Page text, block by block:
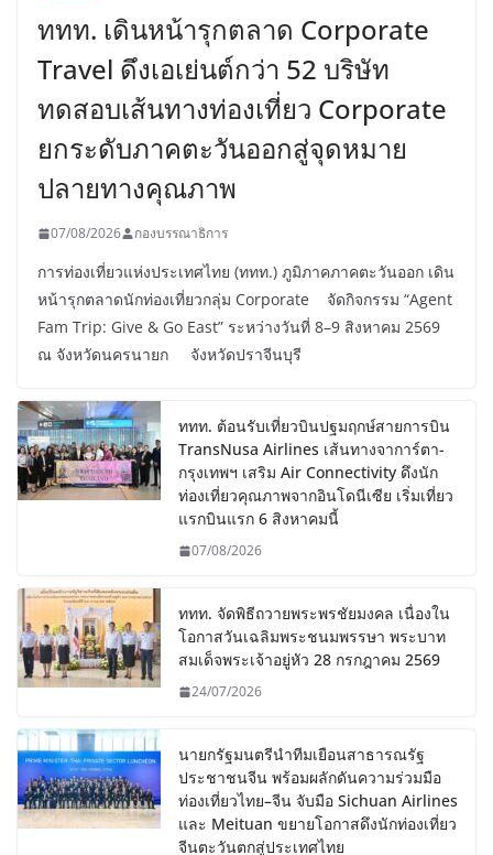
ททท. เดินหน้ารุกตลาด Corporate
Travel ดึงเอเย่นต์กว่า 52 บริษัท
ทดสอบเส้นทางท่องเที่ยว Corporate
ยกระดับภาคตะวันออกสู่จุดหมาย
ปลายทางคุณภาพ
07/08/2026 กองบรรณาธิการ
การท่องเที่ยวแห่งประเทศไทย (ททท.) ภูมิภาคภาคตะวันออก เดิน
หน้ารุกตลาดนักท่องเที่ยวกลุ่ม Corporate จัดกิจกรรม “Agent
Fam Trip: Give & Go East” ระหว่างวันที่ 8–9 สิงหาคม 2569
ณ จังหวัดนครนายก จังหวัดปราจีนบุรี
ททท. ต้อนรับเที่ยวบินปฐมฤกษ์สายการบิน
TransNusa Airlines เส้นทางจาการ์ตา-
กรุงเทพฯ เสริม Air Connectivity ดึงนัก
ท่องเที่ยวคุณภาพจากอินโดนีเซีย เริ่มเที่ยว
แรกบินแรก 6 สิงหาคมนี้
07/08/2026
ททท. จัดพิธีถวายพระพรชัยมงคล เนื่องใน
โอกาสวันเฉลิมพระชนมพรรษา พระบาท
สมเด็จพระเจ้าอยู่หัว 28 กรกฎาคม 2569
24/07/2026
นายกรัฐมนตรีนำทีมเยือนสาธารณรัฐ
ประชาชนจีน พร้อมผลักดันความร่วมมือ
ท่องเที่ยวไทย–จีน จับมือ Sichuan Airlines
และ Meituan ขยายโอกาสดึงนักท่องเที่ยว
จีนตะวันตกสู่ประเทศไทย